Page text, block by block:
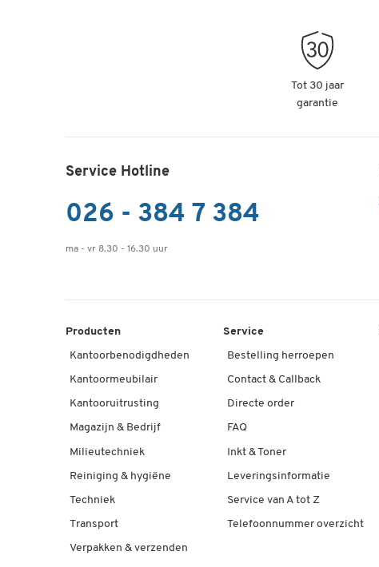
Tot 30 jaar
garantie
Service Hotline
026 - 384 7 384
ma - vr 8.30 - 16.30 uur
Producten
Kantoorbenodigdheden
Kantoormeubilair
Kantooruitrusting
Magazijn & Bedrijf
Milieutechniek
Reiniging & hygiëne
Techniek
Transport
Verpakken & verzenden
Service
Bestelling herroepen
Contact & Callback
Directe order
FAQ
Inkt & Toner
Leveringsinformatie
Service van A tot Z
Telefoonnummer overzicht